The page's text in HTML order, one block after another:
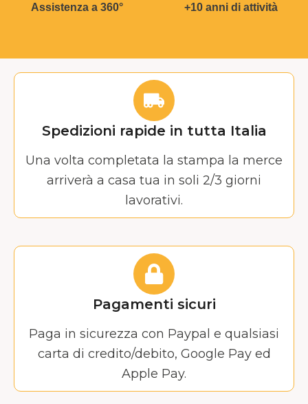
Assistenza a 360° +10 anni di attività
Spedizioni rapide in tutta Italia
Una volta completata la stampa la merce
arriverà a casa tua in soli 2/3 giorni
lavorativi.
Pagamenti sicuri
Paga in sicurezza con Paypal e qualsiasi
carta di credito/debito, Google Pay ed
Apple Pay.